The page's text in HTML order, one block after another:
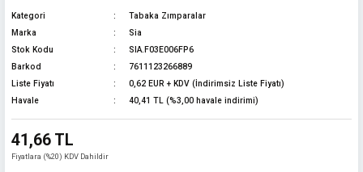
Kategori
Tabaka Zımparalar
Marka
Sia
Stok Kodu
SIA.F03E006FP6
Barkod
7611123266889
Liste Fiyatı
0,62 EUR + KDV (İndirimsiz Liste Fiyatı)
Havale
40,41 TL (%3,00 havale indirimi)
41,66 TL
Fiyatlara (%20) KDV Dahildir